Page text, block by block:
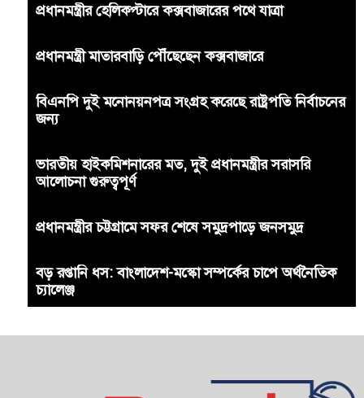
প্রধানমন্ত্রীর হেলিকপ্টারে কক্সবাজারের পথে যাত্রা
প্রধানমন্ত্রী মাতারবাড়ি পৌঁছেছেন কক্সবাজারে
বিএনপি দুই মনোনয়নপত্র সংগ্রহ করেছে রাষ্ট্রপতি নির্বাচনের
জন্য
ভারতীয় হাইকমিশনারের মত, দুই প্রধানমন্ত্রীর সরাসরি
আলোচনা গুরুত্বপূর্ণ
প্রধানমন্ত্রীর চট্টগ্রামে সফর শেষে সমুদ্রপাড়ে জনসমুদ্র
বড় রপ্তানি ধস: বাংলাদেশ-মস্কো সম্পর্কের চাপে অর্থনৈতিক
চ্যালেঞ্জ